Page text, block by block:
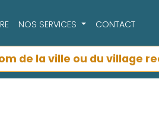
NOS SERVICES CONTACT